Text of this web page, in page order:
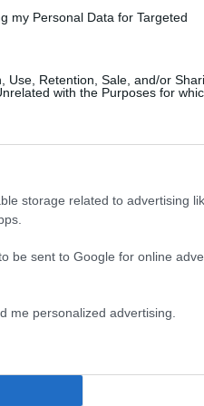
my Personal Data for Targeted
Use, Retention, Sale, and/or
with the Purposes for
storage related to advertising
be sent to Google for online
me personalized advertising.
σχολίου